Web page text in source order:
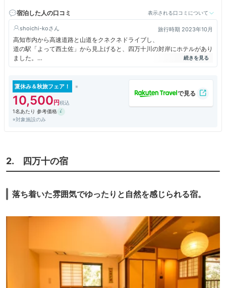
宿泊した人の口コミ 表示される口コミについて
shoichi-ko 旅行時期 2023年10月
高知市内から高速道路と山道をクネクネドライブし、
道の駅「よって西土佐」から見上げると、四万十川の対岸にホテルがあり
ました。
落ち着いたホテルで、食事も美味しかったです。
カヌー体験などもできたようなので、次回訪問時には星空とカヌーにチャ
レンジしてみたいと思います。
夏休み＆秋旅フェア！
10,500
1名あたり 参考価格
※対象施設のみ
2. 四万十の宿
落ち着いた雰囲気でゆったりと自然を感じられる宿。